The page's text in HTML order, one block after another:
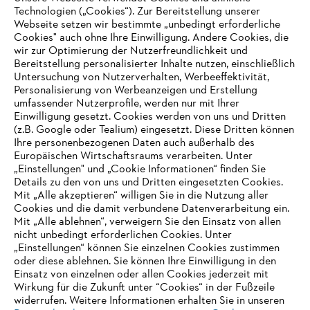
Hinweisgebersystem
AUSZEICHNUNGEN
Technologien („Cookies“). Zur Bereitstellung unserer
Webseite setzen wir bestimmte „unbedingt erforderliche
Cookies" auch ohne Ihre Einwilligung. Andere Cookies, die
wir zur Optimierung der Nutzerfreundlichkeit und
Bereitstellung personalisierter Inhalte nutzen, einschließlich
Untersuchung von Nutzerverhalten, Werbeeffektivität,
Personalisierung von Werbeanzeigen und Erstellung
umfassender Nutzerprofile, werden nur mit Ihrer
Einwilligung gesetzt. Cookies werden von uns und Dritten
(z.B. Google oder Tealium) eingesetzt. Diese Dritten können
Ihre personenbezogenen Daten auch außerhalb des
Europäischen Wirtschaftsraums verarbeiten. Unter
„Einstellungen" und „Cookie Informationen“ finden Sie
Details zu den von uns und Dritten eingesetzten Cookies.
Mit „Alle akzeptieren“ willigen Sie in die Nutzung aller
Cookies und die damit verbundene Datenverarbeitung ein.
Mit „Alle ablehnen“, verweigern Sie den Einsatz von allen
nicht unbedingt erforderlichen Cookies. Unter
„Einstellungen“ können Sie einzelnen Cookies zustimmen
oder diese ablehnen. Sie können Ihre Einwilligung in den
Einsatz von einzelnen oder allen Cookies jederzeit mit
Wirkung für die Zukunft unter “Cookies“ in der Fußzeile
widerrufen. Weitere Informationen erhalten Sie in unseren